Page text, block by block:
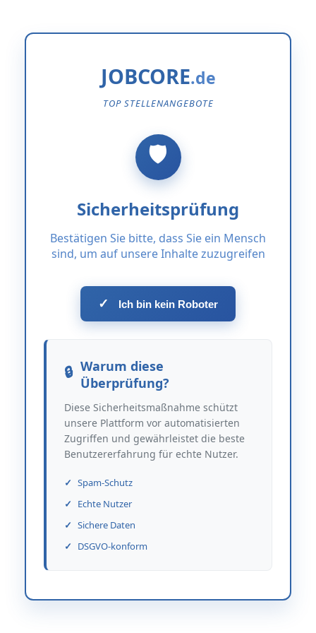
JOBCORE
TOP STELLENANGEBOTE
Sicherheitsprüfung
Bestätigen Sie bitte, dass Sie ein Mensch
sind, um auf unsere Inhalte zuzugreifen
✓ Ich bin kein Roboter
Warum diese
Überprüfung?
Diese Sicherheitsmaßnahme schützt
unsere Plattform vor automatisierten
Zugriffen und gewährleistet die beste
Benutzererfahrung für echte Nutzer.
Spam-Schutz
Echte Nutzer
Sichere Daten
DSGVO-konform